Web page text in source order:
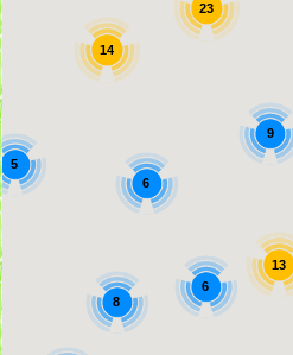
14
23
9
6
8
13
5
6